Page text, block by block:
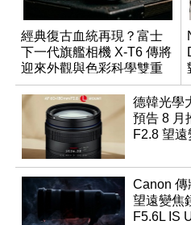
經典復古血統再現？富士
下一代旗艦相機 X-T6 傳將
迎來外觀與色彩科學雙重
優化
德韓光學
預告 8 月
F2.8 望
Canon 傳
望遠變焦
F5.6L IS